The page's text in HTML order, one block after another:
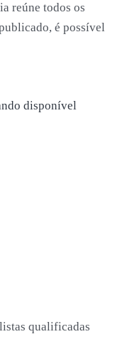
reúne todos os
é possível
disponível
qualificadas